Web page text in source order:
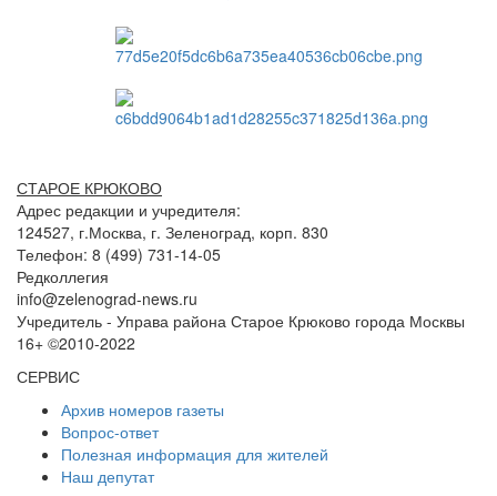
СТАРОЕ КРЮКОВО
Адрес редакции и учредителя:
124527, г.Москва, г. Зеленоград, корп. 830
Телефон: 8 (499) 731-14-05
Редколлегия
info@zelenograd-news.ru
Учредитель - Управа района Старое Крюково города Москвы
16+ ©2010-2022
СЕРВИС
Архив номеров газеты
Вопрос-ответ
Полезная информация для жителей
Наш депутат